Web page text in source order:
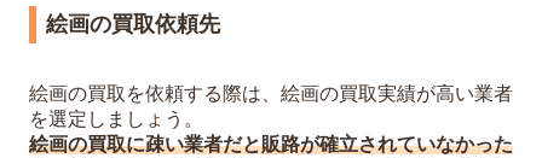
絵画の買取依頼先
絵画の買取を依頼する際は、絵画の買取実績が高い業者
を選定しましょう。
絵画の買取に疎い業者だと販路が確立されていなかった